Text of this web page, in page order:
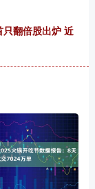
翻倍股出炉 近